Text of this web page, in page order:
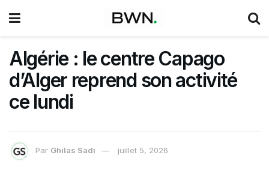
Algérie : le centre Capago
d’Alger reprend son activité
ce lundi
Par Ghilas Sadi juillet 5, 2026